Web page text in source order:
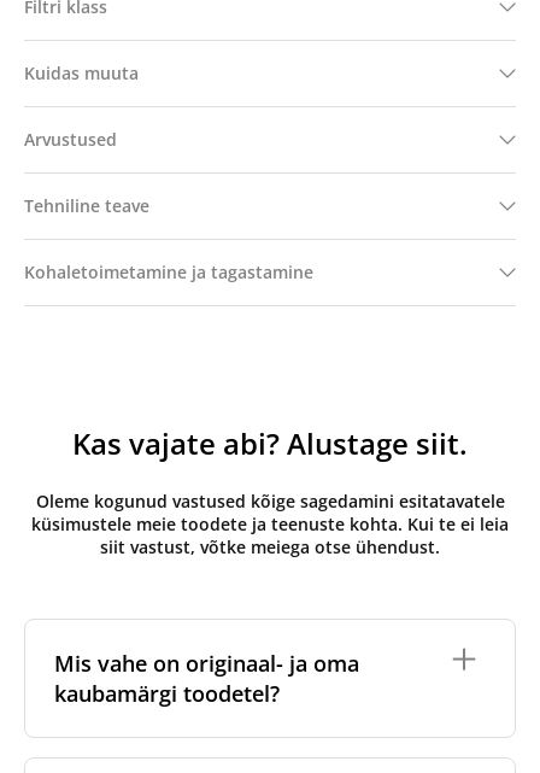
Filtri klass
Kuidas muuta
Arvustused
Tehniline teave
Kohaletoimetamine ja tagastamine
Kas vajate abi? Alustage siit.
Oleme kogunud vastused kõige sagedamini esitatavatele
küsimustele meie toodete ja teenuste kohta. Kui te ei leia
siit vastust, võtke meiega otse ühendust.
Mis vahe on originaal- ja oma
kaubamärgi toodetel?